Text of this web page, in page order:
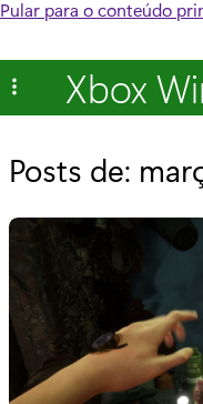
Pular para o conteúdo
Xbox
Posts de: